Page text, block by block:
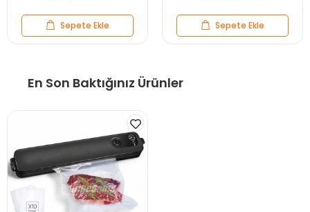
Sepete Ekle Sepete Ekle
En Son Baktığınız Ürünler